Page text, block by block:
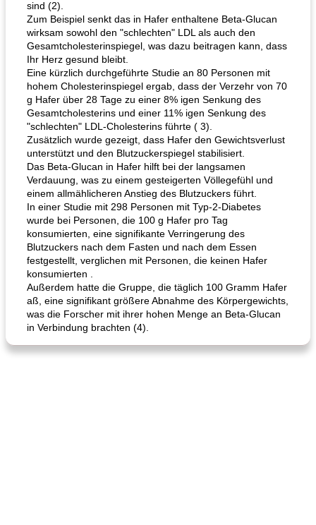
sind (2).
Zum Beispiel senkt das in Hafer enthaltene Beta-Glucan
wirksam sowohl den "schlechten" LDL als auch den
Gesamtcholesterinspiegel, was dazu beitragen kann, dass
Ihr Herz gesund bleibt.
Eine kürzlich durchgeführte Studie an 80 Personen mit
hohem Cholesterinspiegel ergab, dass der Verzehr von 70
g Hafer über 28 Tage zu einer 8% igen Senkung des
Gesamtcholesterins und einer 11% igen Senkung des
"schlechten" LDL-Cholesterins führte ( 3).
Zusätzlich wurde gezeigt, dass Hafer den Gewichtsverlust
unterstützt und den Blutzuckerspiegel stabilisiert.
Das Beta-Glucan in Hafer hilft bei der langsamen
Verdauung, was zu einem gesteigerten Völlegefühl und
einem allmählicheren Anstieg des Blutzuckers führt.
In einer Studie mit 298 Personen mit Typ-2-Diabetes
wurde bei Personen, die 100 g Hafer pro Tag
konsumierten, eine signifikante Verringerung des
Blutzuckers nach dem Fasten und nach dem Essen
festgestellt, verglichen mit Personen, die keinen Hafer
konsumierten .
Außerdem hatte die Gruppe, die täglich 100 Gramm Hafer
aß, eine signifikant größere Abnahme des Körpergewichts,
was die Forscher mit ihrer hohen Menge an Beta-Glucan
in Verbindung brachten (4).